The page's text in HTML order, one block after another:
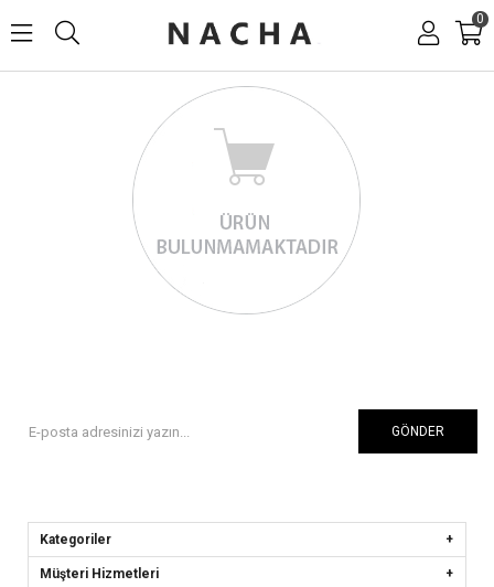
0
GÖNDER
Kategoriler
Müşteri Hizmetleri